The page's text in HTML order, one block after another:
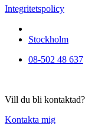
Integritetspolicy
Stockholm
08-502 48 637
Vill du bli kontaktad?
Kontakta mig